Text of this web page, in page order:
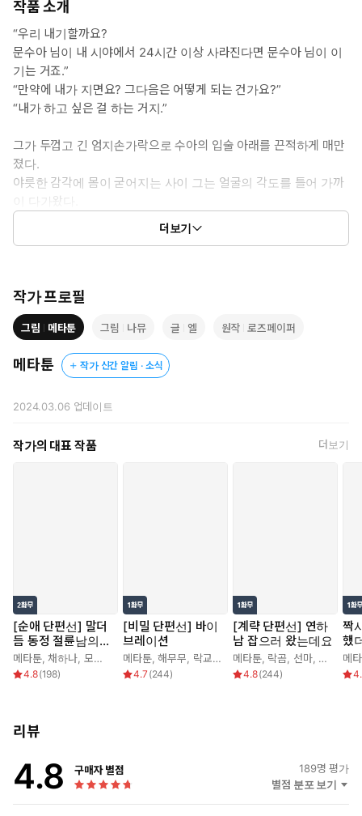
작품 소개
“우리 내기할까요?
문수아 님이 내 시야에서 24시간 이상 사라진다면 문수아 님이 이
기는 거죠.”
“만약에 내가 지면요? 그다음은 어떻게 되는 건가요?”
“내가 하고 싶은 걸 하는 거지.”
그가 두껍고 긴 엄지손가락으로 수아의 입술 아래를 끈적하게 매만
졌다.
야릇한 감각에 몸이 굳어지는 사이 그는 얼굴의 각도를 틀어 가까
이 다가왔다.
수아는 겁에 질렸으면서도 애써 아닌 척 그를 올려다봤다.
제가 승낙한 제안이었지만, 마음도 몸도 준비가 되지 않았다.
두려운 마음에 그를 거부하려는 순간, 입술이 포개어졌다.
ⓒ엘,나뮤(원작:로즈페이퍼)/메타툰
더보기
작가 프로필
그림 메타툰 그림 나뮤 글 엘 원작 로즈페이퍼
메타툰 작가 신간 알림 · 소식
2024.03.06 업데이트
작가의 대표 작품 더보기
[순애 단편선] 말더
듬 동정 절륜남의
순애
메타툰,채하나 모게게 눈물점
4.8(198)
[비밀 단편선] 바이
브레이션
메타툰,해무무 락교보이 ,문정민
4.7 (244)
[계략 단편선] 연하
남 잡으러 왔는데요
메타툰, 락곰 선마, 연폭
4.8(244)
짝
했
메
리뷰
4.8 구매자 별점 189명 평가
별점 분포 보기